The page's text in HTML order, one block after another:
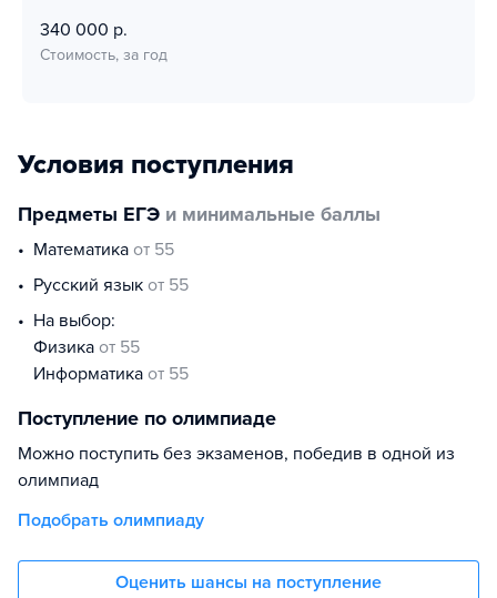
340 000 р.
Стоимость, за год
Условия поступления
Предметы ЕГЭ и минимальные баллы
математика от 55
русский язык от 55
На выбор:
физика от 55
информатика от 55
Поступление по олимпиаде
Можно поступить без экзаменов, победив в одной из
олимпиад
Подобрать олимпиаду
Оценить шансы на поступление